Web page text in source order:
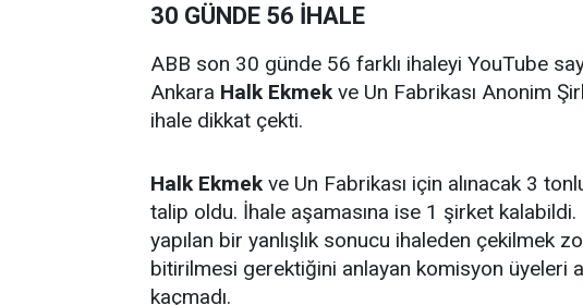
30 GÜNDE 56 İHALE
ABB son 30 günde 56 farklı ihaleyi YouTube
Ankara Halk Ekmekve Un Fabrikası Anonim
ihale dikkat çekti.
Halk Ekmekve Un Fabrikası için alınacak 3
talip oldu. İhale aşamasına ise 1 şirket
yapılan bir yanlışlık sonucu ihaleden çekilmek
bitirilmesi gerektiğini anlayan komisyon üyeleri
kaçmadı.